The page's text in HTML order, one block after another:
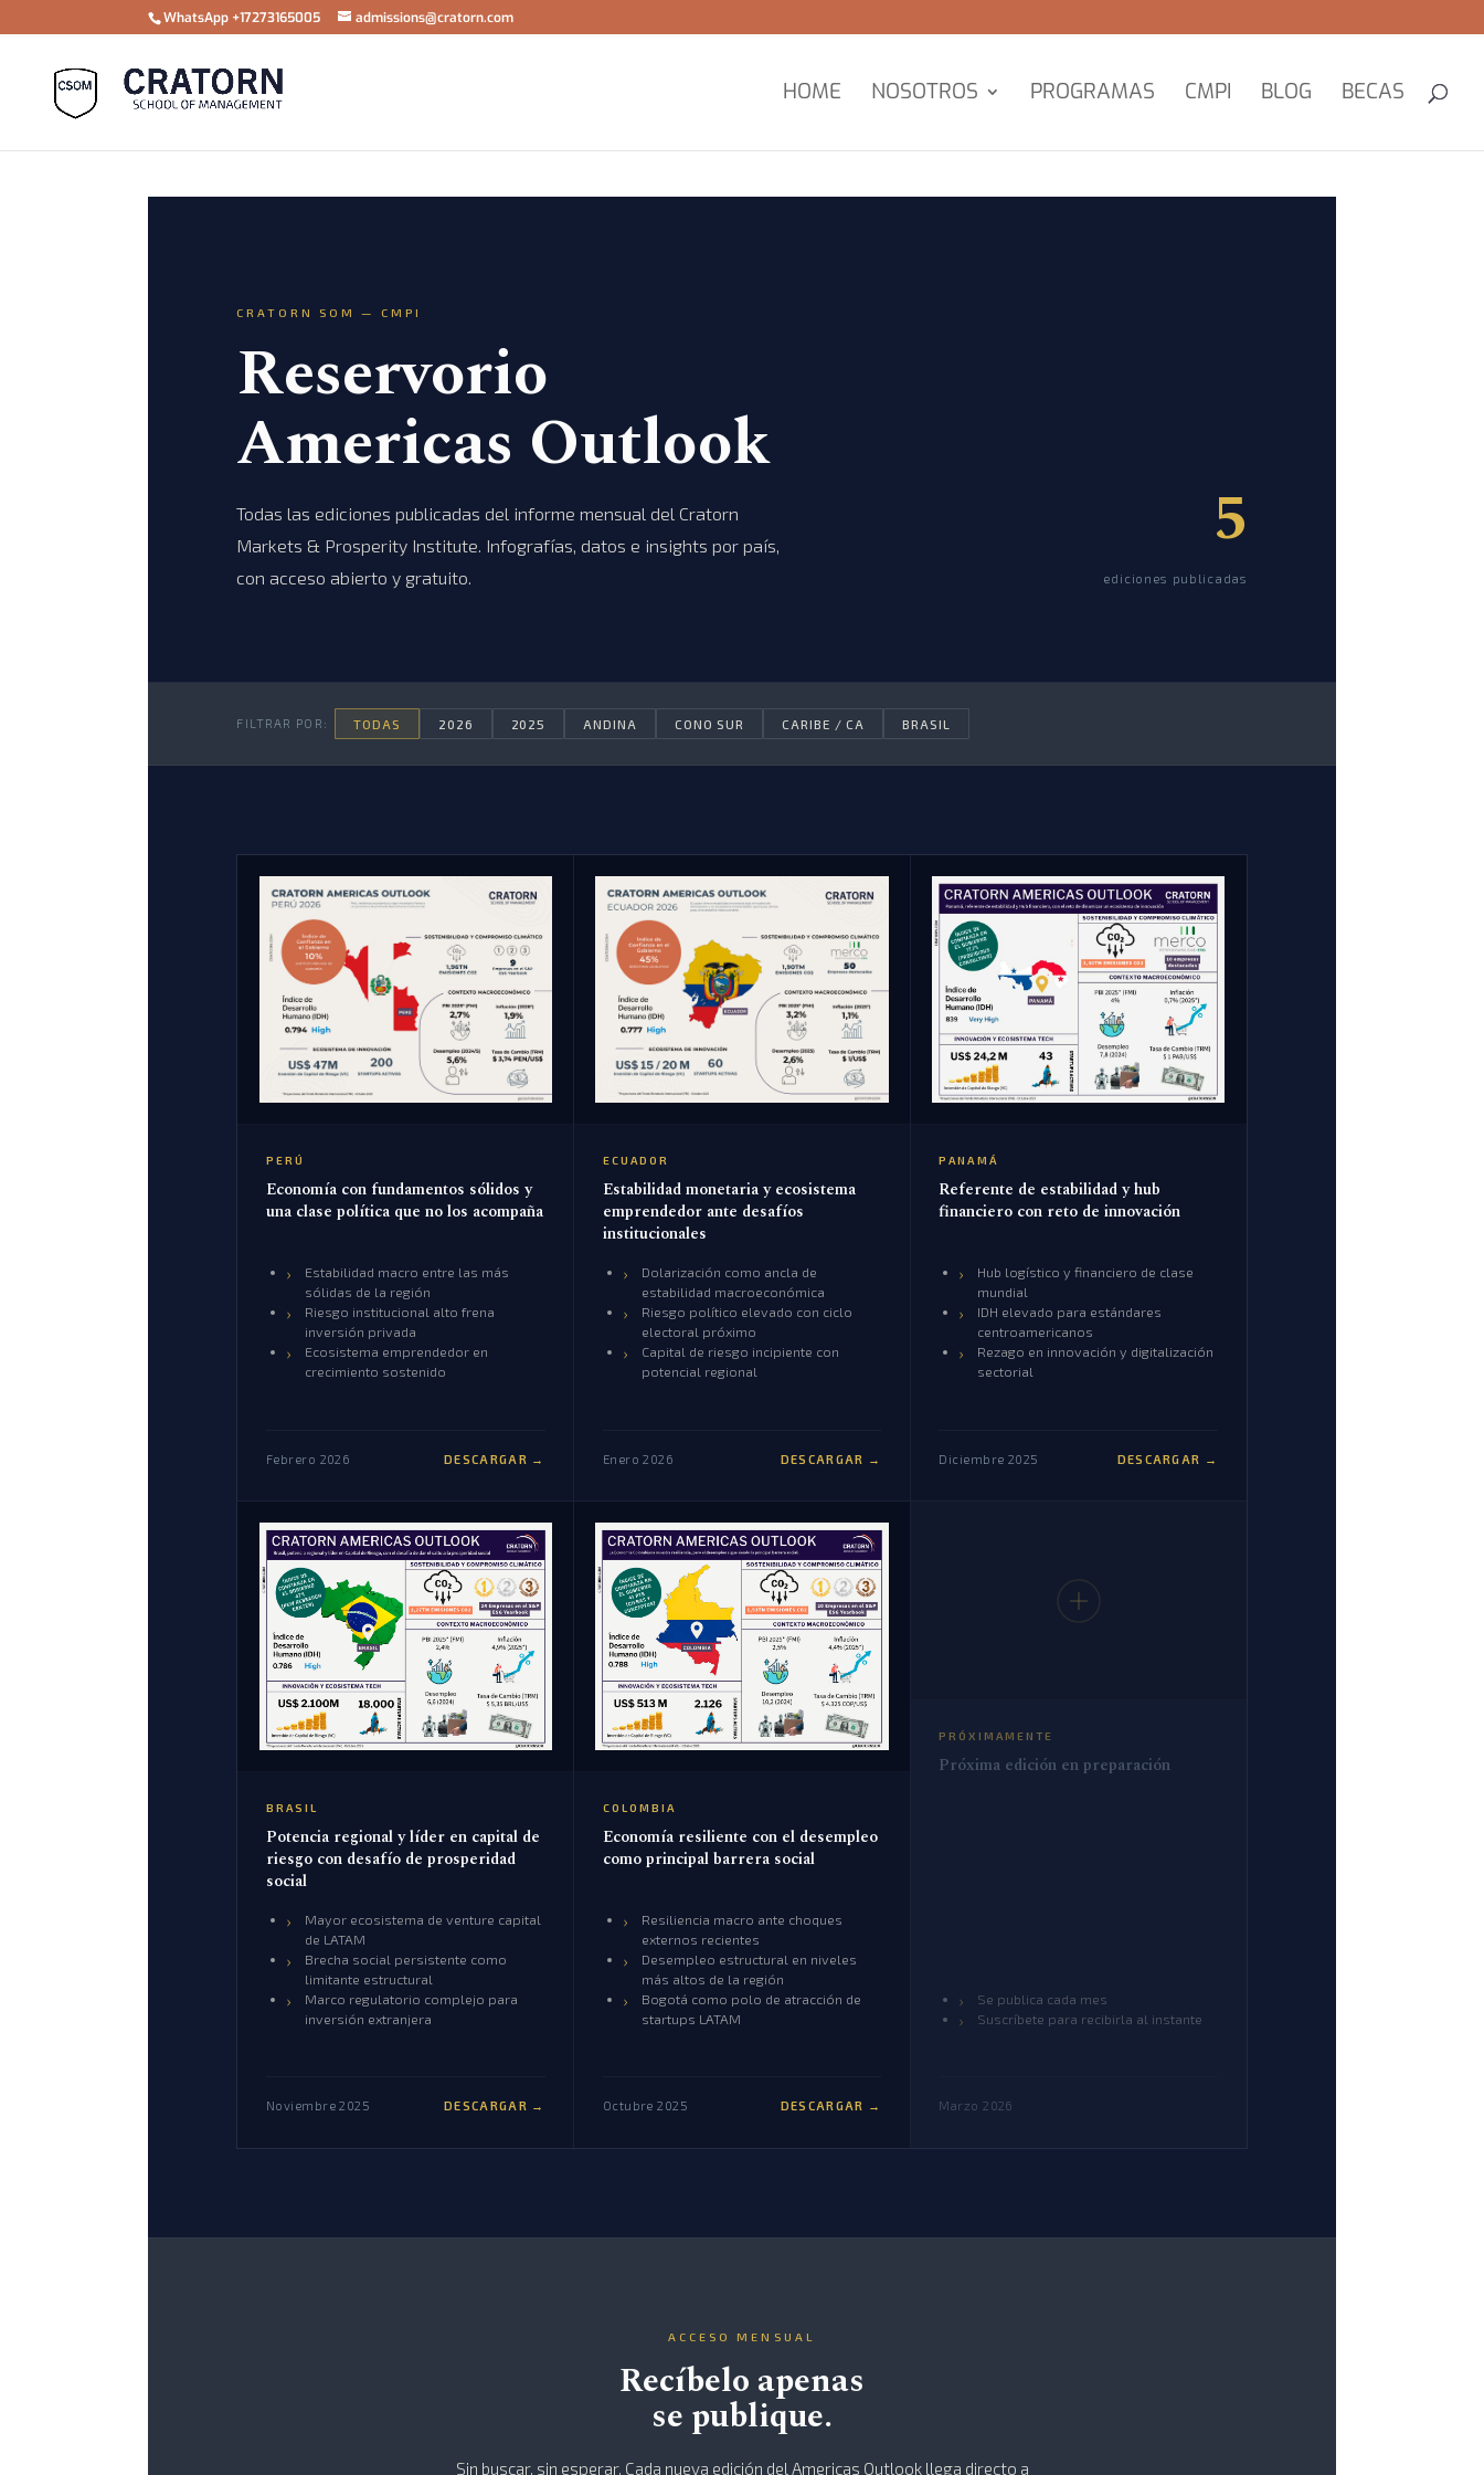
WhatsApp +17273165005 admissions@cratorn.com
HOME NOSOTROS PROGRAMAS CMPI BLOG BECAS
CRATORN SOM — CMPI
Reservorio
Americas Outlook
Todas las ediciones publicadas del informe mensual del Cratorn
Markets & Prosperity Institute. Infografías, datos e insights por país,
con acceso abierto y gratuito.
5
ediciones publicadas
FILTRAR POR: TODAS 2026 2025 ANDINA CONO SUR CARIBE / CA BRASIL
PERÚ
Economía con fundamentos sólidos y
una clase política que no los acompaña
Estabilidad macro entre las más
sólidas de la región
Riesgo institucional alto frena
inversión privada
Ecosistema emprendedor en
crecimiento sostenido
Febrero 2026 DESCARGAR →
ECUADOR
Estabilidad monetaria y ecosistema
emprendedor ante desafíos
institucionales
Dolarización como ancla de
estabilidad macroeconómica
Riesgo político elevado con ciclo
electoral próximo
Capital de riesgo incipiente con
potencial regional
Enero 2026 DESCARGAR →
PANAMÁ
Referente de estabilidad y hub
financiero con reto de innovación
Hub logístico y financiero de clase
mundial
IDH elevado para estándares
centroamericanos
Rezago en innovación y digitalización
sectorial
Diciembre 2025 DESCARGAR →
BRASIL
Potencia regional y líder en capital de
riesgo con desafío de prosperidad
social
Mayor ecosistema de venture capital
de LATAM
Brecha social persistente como
limitante estructural
Marco regulatorio complejo para
inversión extranjera
Noviembre 2025 DESCARGAR →
COLOMBIA
Economía resiliente con el desempleo
como principal barrera social
Resiliencia macro ante choques
externos recientes
Desempleo estructural en niveles
más altos de la región
Bogotá como polo de atracción de
startups LATAM
Octubre 2025 DESCARGAR →
PRÓXIMAMENTE
Próxima edición en preparación
Se publica cada mes
Suscríbete para recibirla al instante
Marzo 2026
ACCESO MENSUAL
Recíbelo apenas
se publique.
Sin buscar, sin esperar. Cada nueva edición del Americas Outlook llega directo a